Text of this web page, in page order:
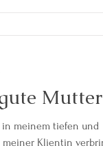
meinem tiefen und
meiner Klientin